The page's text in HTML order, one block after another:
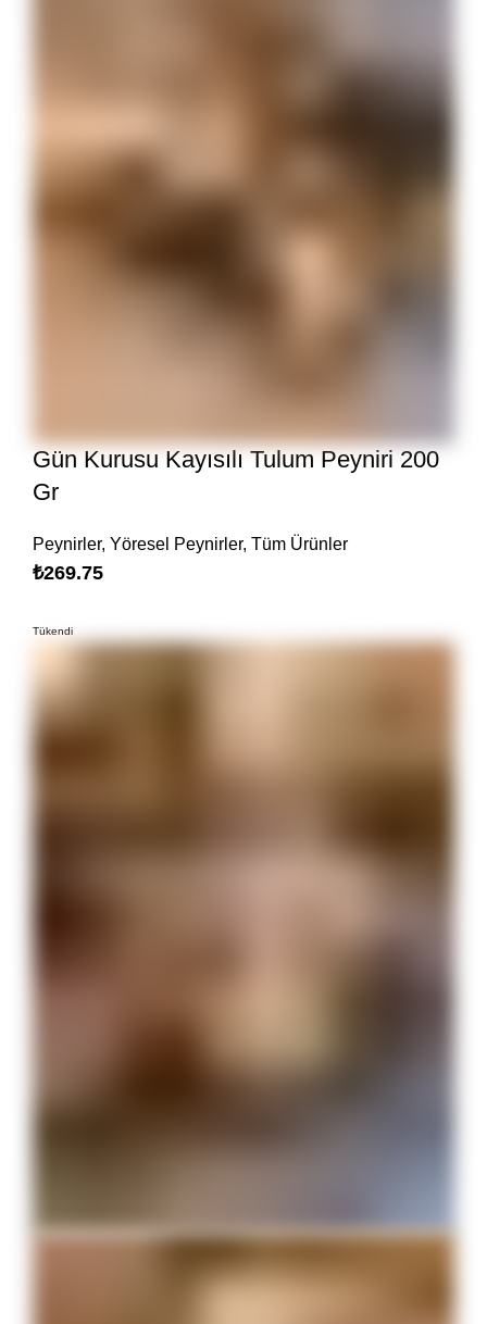
Gün Kurusu Kayısılı Tulum Peyniri 200
Gr
Peynirler, Yöresel Peynirler, Tüm Ürünler
₺269.75
Tükendi